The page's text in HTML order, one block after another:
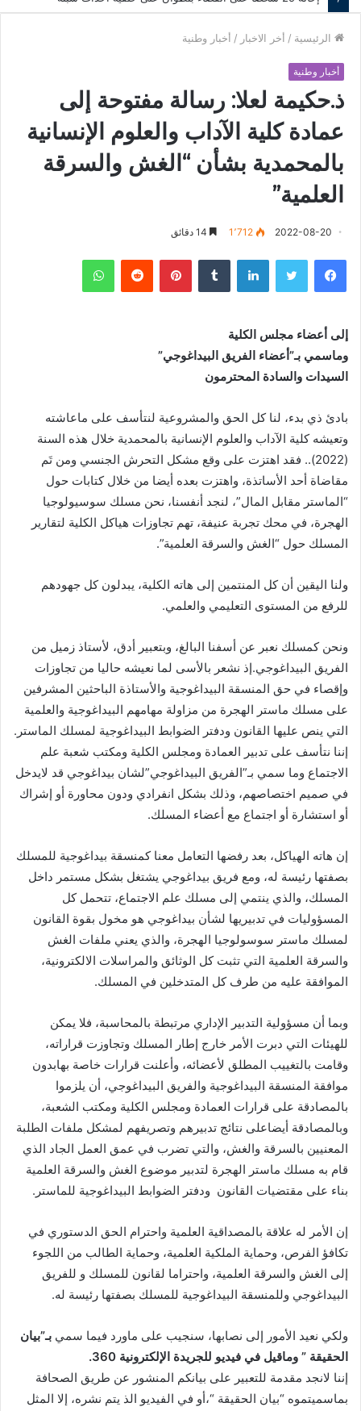
الرئيسية / أخر الاخبار / أخبار وطنية
أخبار وطنية
ذ.حكيمة لعلا: رسالة مفتوحة إلى
عمادة كلية الآداب والعلوم الإنسانية
بالمحمدية بشأن “الغش والسرقة
العلمية”
2022-08-20 1٬712
فيسبوك لينكدإن بينتيريست
إلى أعضاء مجلس الكلية
وماسمي بـ”أعضاء الفريق البيداغوجي”
السيدات والسادة المحترمون
بادئ ذي بدء، لنا كل الحق والمشروعية لنتأسف على ماعاشته
وتعيشه كلية الآداب والعلوم الإنسانية بالمحمدية خلال هذه السنة
(2022).. فقد اهتزت على وقع مشكل التحرش الجنسي ومن تَم
مقاضاة أحد الأساتذة، واهتزت بعده أيضا من خلال كتابات حول
“الماستر مقابل المال”، لنجد أنفسنا، نحن مسلك سوسيولوجيا
الهجرة، في محك تجربة عنيفة، تهم تجاوزات هياكل الكلية لتقارير
المسلك حول “الغش والسرقة العلمية”.
ولنا اليقين أن كل المنتمين إلى هاته الكلية، يبدلون كل جهودهم
للرفع من المستوى التعليمي والعلمي.
ونحن كمسلك نعبر عن أسفنا البالغ، وبتعبير أدق، لأستاذ زميل من
الفريق البيداغوجي.إذ نشعر بالأسى لما نعيشه حاليا من تجاوزات
وإقصاء في حق المنسقة البيداغوجية والأستاذة الباحثين المشرفين
على مسلك ماستر الهجرة من مزاولة مهامهم البيداغوجية والعلمية
التي ينص عليها القانون ودفتر الضوابط البيداغوجية لمسلك الماستر.
إننا نتأسف على تدبير العمادة ومجلس الكلية ومكتب شعبة علم
الاجتماع وما سمي بـ”الفريق البيداغوجي”لشان بيداغوجي قد لايدخل
في صميم اختصاصهم، وذلك بشكل انفرادي ودون محاورة أو إشراك
أو استشارة أو اجتماع مع أعضاء المسلك.
إن هاته الهياكل، بعد رفضها التعامل معنا كمنسقة بيداغوجية للمسلك
بصفتها رئيسة له، ومع فريق بيداغوجي يشتغل بشكل مستمر داخل
المسلك، والذي ينتمي إلى مسلك علم الاجتماع، تتحمل كل
المسؤوليات في تدبيريها لشأن بيداغوجي هو مخول بقوة القانون
لمسلك ماستر سوسولوجيا الهجرة، والذي يعني ملفات الغش
والسرقة العلمية التي تثبت كل الوثائق والمراسلات الالكترونية،
الموافقة عليه من طرف كل المتدخلين في المسلك.
وبما أن مسؤولية التدبير الإداري مرتبطة بالمحاسبة، فلا يمكن
للهيئات التي دبرت الأمر خارج إطار المسلك وتجاوزت قراراته،
وقامت بالتغييب المطلق لأعضائه، وأعلنت قرارات خاصة بهابدون
موافقة المنسقة البيداغوجية والفريق البيداغوجي، أن يلزموا
بالمصادقة على قرارات العمادة ومجلس الكلية ومكتب الشعبة،
وبالمصادقة أيضاعلى نتائج تدبيرهم وتصريفهم لمشكل ملفات الطلبة
المعنيين بالسرقة والغش، والتي تضرب في عمق العمل الجاد الذي
قام به مسلك ماستر الهجرة لتدبير موضوع الغش والسرقة العلمية
بناء على مقتضيات القانون ودفتر الضوابط البيداغوجية للماستر.
إن الأمر له علاقة بالمصداقية العلمية واحترام الحق الدستوري في
تكافؤ الفرص، وحماية الملكية العلمية، وحماية الطالب من اللجوء
إلى الغش والسرقة العلمية، واحتراما لقانون للمسلك و للفريق
البيداغوجي وللمنسقة البيداغوجية للمسلك بصفتها رئيسة له.
ولكي نعيد الأمور إلى نصابها، سنجيب على ماورد فيما سمي بـ”بيان
الحقيقة ” وماقيل في فيديو للجريدة الإلكترونية 360.
إننا لانجد مقدمة للتعبير على بيانكم المنشور عن طريق الصحافة
بماسميتموه “بيان الحقيقة “،أو في الفيديو الذ يتم نشره، إلا المثل